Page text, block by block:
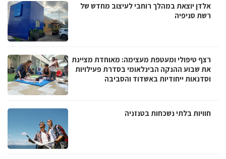
אלדן יוצאת במהלך רוחבי לעיצוב מחדש של
רשת סניפיה
רצף טיפולי ומעטפת מעצימה: מאוחדת מציינת
את שבוע ההנקה הבינלאומי בסדרת פעילויות
וסדנאות ייחודיות באשדוד והסביבה
חוויות בלתי נשכחות בטנזניה